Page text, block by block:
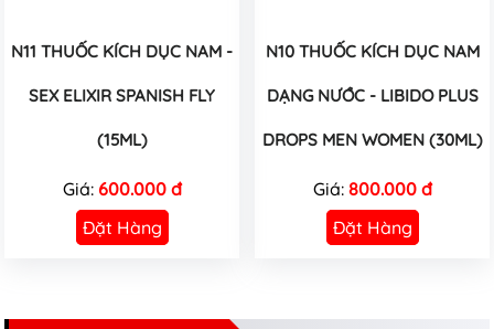
N11 THUỐC KÍCH DỤC NAM -
SEX ELIXIR SPANISH FLY
(15ML)
Giá: 600.000 đ
Đặt Hàng
N10 THUỐC KÍCH DỤC NAM
DẠNG NƯỚC - LIBIDO PLUS
DROPS MEN WOMEN (30ML)
Giá: 800.000 đ
Đặt Hàng